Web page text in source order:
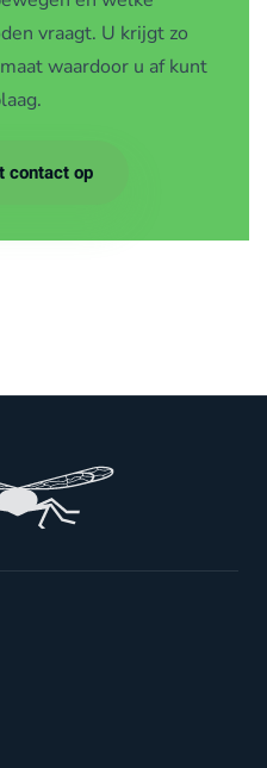
vraagt. U krijgt zo
waardoor u af kunt
contact op